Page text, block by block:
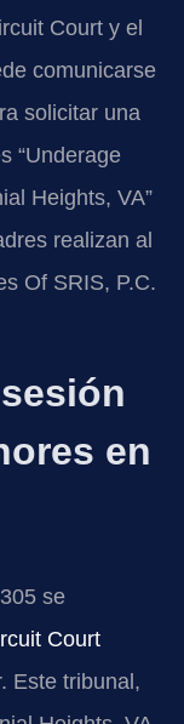
Court y el
comunicarse
solicitar una
“Underage
Heights, VA”
realizan al
Of SRIS, P.C.
en
se
Court
Este tribunal,